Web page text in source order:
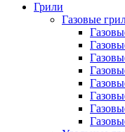
Грили
Газовые